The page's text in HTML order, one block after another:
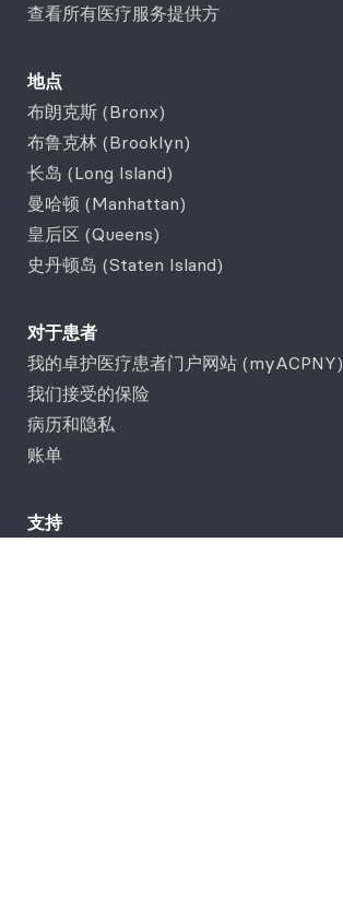
查看所有医疗服务提供方
地点
布朗克斯 (Bronx)
布鲁克林 (Brooklyn)
长岛 (Long Island)
曼哈顿 (Manhattan)
皇后区 (Queens)
史丹顿岛 (Staten Island)
对于患者
我的卓护医疗患者门户网站 (myACPNY)
我们接受的保险
病历和隐私
账单
支持